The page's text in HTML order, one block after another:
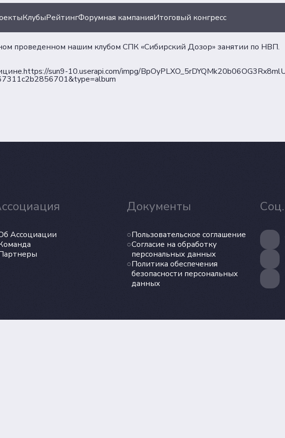
КлубыРейтингФорумная кампанияИтоговый конгресс
проведенном нашим клубом СПК «Сибирский Дозор» занятии по НВП.
https://sun9-10.userapi.com/impg/
Ассоциации
Документы
Пользовательское соглашение
Согласие на обработку
персональных данных
Политика обеспечения
безопасности персональных
данных
данных